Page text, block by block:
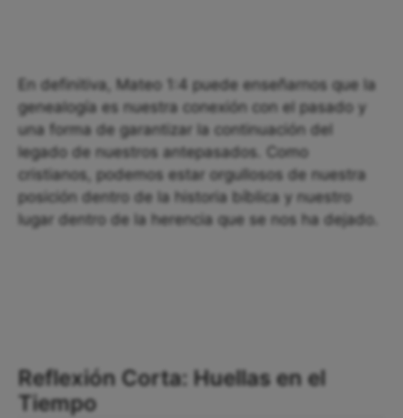
En definitiva, Mateo 1:4 puede enseñarnos que la
genealogía es nuestra conexión con el pasado y
una forma de garantizar la continuación del
legado de nuestros antepasados. Como
cristianos, podemos estar orgullosos de nuestra
posición dentro de la historia bíblica y nuestro
lugar dentro de la herencia que se nos ha dejado.
Reflexión Corta: Huellas en el
Tiempo